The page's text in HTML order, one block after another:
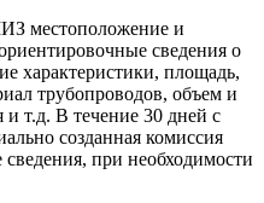
местоположение и
сведения о
характеристики, площадь,
трубопроводов, объем и
и т.д. В течение 30 дней с
созданная комиссия
при необходимости